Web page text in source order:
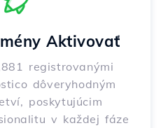
Aktivovať
registrovanými
dôveryhodným
poskytujúcim
v každej fáze